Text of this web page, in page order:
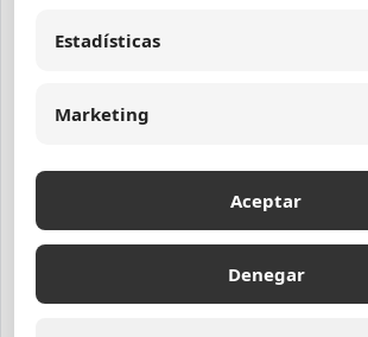
SEO
involucra la combinación de
de imágenes con buenas prácticas
diseño. En este sentido, TinyPNG
fundamental, pues las imágenes
solo mejoran la velocidad sino
experiencia visual, aspectos clave
Estadísticas
Marketing
Aceptar
Denegar